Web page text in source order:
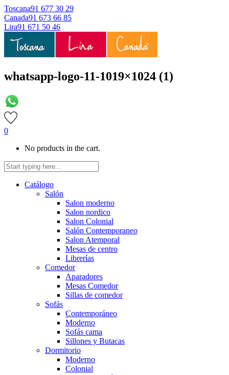
Toscana91 677 30 29
Canada91 673 66 85
Lira91 671 50 46
whatsapp-logo-11-1019×1024 (1)
0
No products in the cart.
Catálogo
Salón
Salon moderno
Salon nordico
Salon Colonial
Salón Contemporaneo
Salon Atemporal
Mesas de centro
Librerías
Comedor
Aparadores
Mesas Comedor
Sillas de comedor
Sofás
Contemporáneo
Moderno
Sofás cama
Sillones y Butacas
Dormitorio
Moderno
Colonial